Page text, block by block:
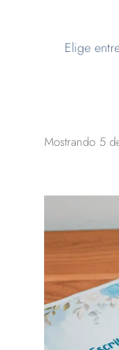
Elige
Mostrando5